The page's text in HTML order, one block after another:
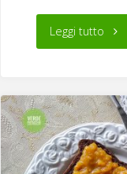
Leggi tutto
di